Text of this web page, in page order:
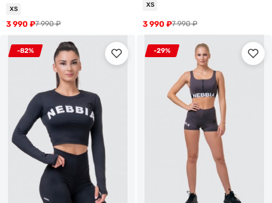
XS
7 990₽
3 990 ₽
XS
7 990₽
3 990 ₽
-82% -29%